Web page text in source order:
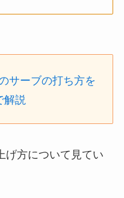
サーブの打ち方を
解説
げ方について見てい